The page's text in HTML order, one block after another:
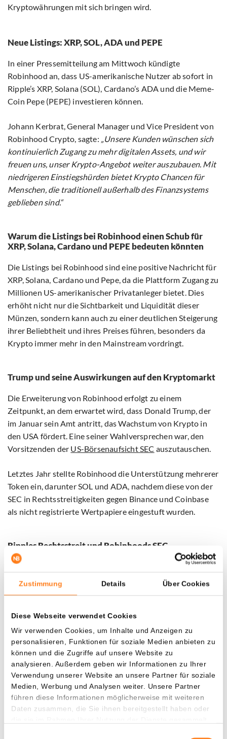
Zustimmung Details Über Cookies
Diese Webseite verwendet Cookies
Wir verwenden Cookies, um Inhalte und Anzeigen zu
personalisieren, Funktionen für soziale Medien anbieten zu
können und die Zugriffe auf unsere Website zu
analysieren. Außerdem geben wir Informationen zu Ihrer
Verwendung unserer Website an unsere Partner für soziale
Medien, Werbung und Analysen weiter. Unsere Partner
führen diese Informationen möglicherweise mit weiteren
Daten zusammen, die Sie ihnen bereitgestellt haben oder
Kryptowährungen mit sich bringen wird.
Neue Listings: XRP, SOL, ADA und PEPE
In einer Pressemitteilung am Mittwoch kündigte
Robinhood an, dass US-amerikanische Nutzer ab sofort in
Ripple’s XRP, Solana (SOL), Cardano’s ADA und die Meme-
Coin Pepe (PEPE) investieren können.
Johann Kerbrat, General Manager und Vice President von
Robinhood Crypto, sagte: „Unsere Kunden wünschen sich
kontinuierlich Zugang zu mehr digitalen Assets, und wir
freuen uns, unser Krypto-Angebot weiter auszubauen. Mit
niedrigeren Einstiegshürden bietet Krypto Chancen für
Menschen, die traditionell außerhalb des Finanzsystems
geblieben sind.“
Warum die Listings bei Robinhood einen Schub für
XRP, Solana, Cardano und PEPE bedeuten könnten
Die Listings bei Robinhood sind eine positive Nachricht für
XRP, Solana, Cardano und Pepe, da die Plattform Zugang zu
Millionen US-amerikanischer Privatanleger bietet. Dies
erhöht nicht nur die Sichtbarkeit und Liquidität dieser
Münzen, sondern kann auch zu einer deutlichen Steigerung
ihrer Beliebtheit und ihres Preises führen, besonders da
Krypto immer mehr in den Mainstream vordringt.
Trump und seine Auswirkungen auf den Kryptomarkt
Die Erweiterung von Robinhood erfolgt zu einem
Zeitpunkt, an dem erwartet wird, dass Donald Trump, der
im Januar sein Amt antritt, das Wachstum von Krypto in
den USA fördert. Eine seiner Wahlversprechen war, den
Vorsitzenden der US-Börsenaufsicht SEC auszutauschen.
Letztes Jahr stellte Robinhood die Unterstützung mehrerer
Token ein, darunter SOL und ADA, nachdem diese von der
SEC in Rechtsstreitigkeiten gegen Binance und Coinbase
als nicht registrierte Wertpapiere eingestuft wurden.
Ripples Rechtsstreit und Robinhoods SEC-
Herausforderungen
über XRP verwickelt. Obwohl Richterin Analisa Torres
es über Börsen verkauft wird, legte die SEC im Oktober
Berufung gegen dieses Urteil ein.
Robinhood selbst hatte in diesem Jahr
Auseinandersetzungen mit der SEC. Im Mai erhielt die
Plattform eine Wells Notice, in der Verstöße gegen das
Securities Exchange Act von 1934 vorgeworfen wurden.
Mit dem bevorstehenden Rücktritt von SEC-Vorsitzendem